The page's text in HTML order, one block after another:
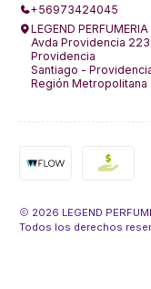
+56973424045
LEGEND PERFUMERIA
Avda Providencia
Providencia
Santiago -
Región Metropolitana
2026 LEGEND
Todos los derechos